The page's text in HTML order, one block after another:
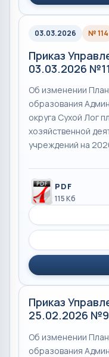
03.03.2026 № 114
Приказ
03.03.2026
Об изменении
образования
округа Сухой Лог
хозяйственной
учреждений на
PDF
115 Кб
Приказ
25.02.2026
Об изменении
образования